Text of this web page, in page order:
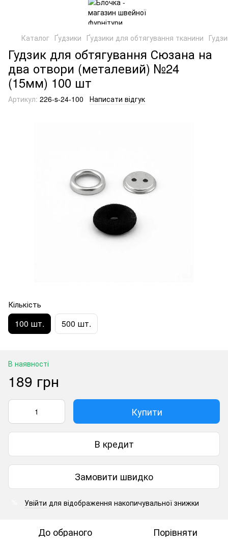
Каталог Ґудзики Ґудзики для обтягування тканини
Гудзик для обтягування Сюзана на
два отвори (металевий) №24
(15мм) 100 шт
Артикул: 226-s-24-100 Написати відгук
Кількість
100 шт. 500 шт.
В наявності
189 грн
Купити
В кредит
Замовити швидко
Увійти для відображення накопичувальної знижки
До обраного Порівняти